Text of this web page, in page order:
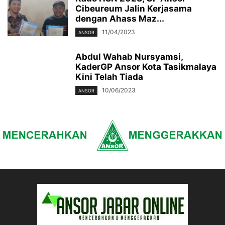
Cibeureum Jalin Kerjasama
dengan Ahass Maz...
ANSOR 11/04/2023
Abdul Wahab Nursyamsi,
KaderGP Ansor Kota Tasikmalaya
Kini Telah Tiada
ANSOR 10/06/2023